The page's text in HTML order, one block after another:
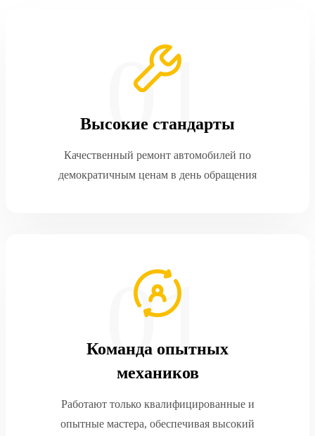
Высокие стандарты
Качественный ремонт автомобилей по
демократичным ценам в день обращения
Команда опытных
механиков
Работают только квалифицированные и
опытные мастера, обеспечивая высокий